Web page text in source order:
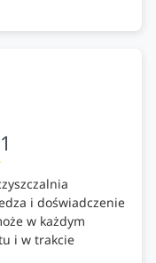
i doświadczenie
w każdym
i w trakcie